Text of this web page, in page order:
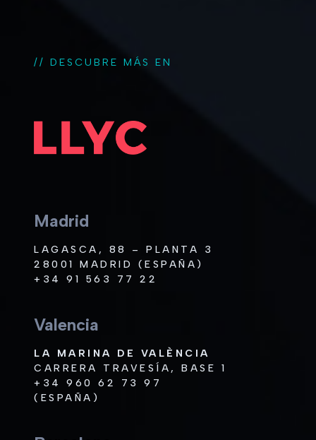
// DESCUBRE MÁS EN
Madrid
LAGASCA, 88 – PLANTA 3
28001 MADRID (ESPAÑA)
+34 91 563 77 22
Valencia
LA MARINA DE VALÈNCIA
CARRERA TRAVESÍA, BASE 1
+34 960 62 73 97
(ESPAÑA)